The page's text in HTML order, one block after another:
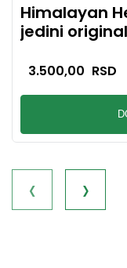
Himalayan
jedini
3.500,00 RSD
‹ ›